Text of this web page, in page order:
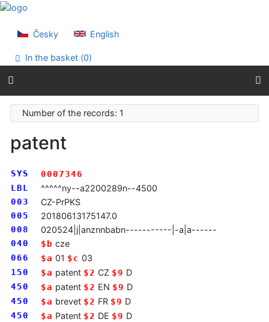
Go to content
Accessibility declaration
Česky English
In the basket (0)
Number of the records: 1
patent
SYS
0007346
LBL
^^^^^ny--a2200289n--4500
003 CZ-PrPKS
005 20180613175147.0
008 020524|j|anznnbabn-----------|-a|a------
040 $b cze
066 $a 01 $c 03
150 $a patent $2 CZ $9 D
450 $a patent $2 EN $9 D
450 $a brevet $2 FR $9 D
450 $a Patent $2 DE $9 D